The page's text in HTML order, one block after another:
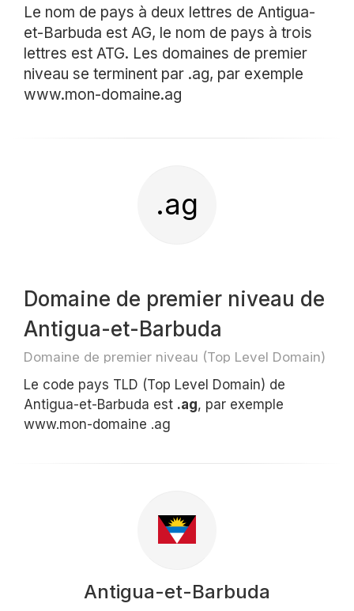
Le nom de pays à deux lettres de Antigua-
et-Barbuda est AG, le nom de pays à trois
lettres est ATG. Les domaines de premier
niveau se terminent par .ag, par exemple
www.mon-domaine.ag
.ag
Domaine de premier niveau de
Antigua-et-Barbuda
Domaine de premier niveau (Top Level Domain)
Le code pays TLD (Top Level Domain) de
Antigua-et-Barbuda est .ag, par exemple
www.mon-domaine .ag
Antigua-et-Barbuda